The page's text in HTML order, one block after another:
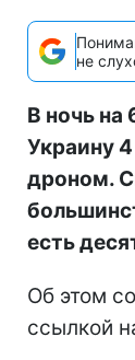
не
В ночь на
Украину
дроном.
есть
Об этом
ссылкой